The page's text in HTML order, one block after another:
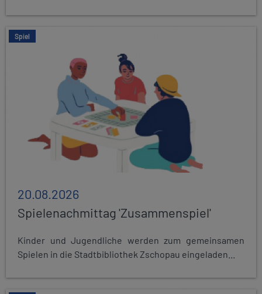
Spiel
20.08.2026
Spielenachmittag 'Zusammenspiel'
Kinder und Jugendliche werden zum gemeinsamen
Spielen in die Stadtbibliothek Zschopau eingeladen...